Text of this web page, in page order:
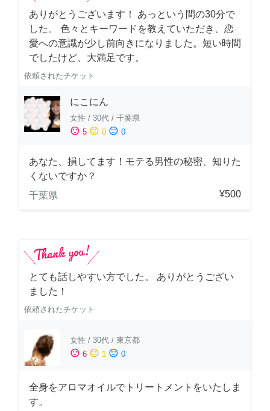
ありがとうございます！ あっという間の30分で
した。 色々とキーワードを教えていただき、恋
愛への意識が少し前向きになりました。短い時間
でしたけど、大満足です。
依頼されたチケット
にこにん
女性 / 30代 / 千葉県
sentiment_satisfied 5 sentiment_neutral 0 sentiment_dissatisfied 0
あなた、損してます！モテる男性の秘密、知りた
くないですか？
千葉県
¥500
とても話しやすい方でした。 ありがとうござい
ました！
依頼されたチケット
女性 / 30代 / 東京都
sentiment_satisfied 6 sentiment_neutral 1 sentiment_dissatisfied 0
全身をアロマオイルでトリートメントをいたしま
す。